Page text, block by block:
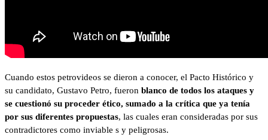
Cuando estos petrovideos se dieron a conocer, el Pacto Histórico y
su candidato, Gustavo Petro, fueron blanco de todos los ataques y
se cuestionó su proceder ético, sumado a la crítica que ya tenía
por sus diferentes propuestas, las cuales eran consideradas por sus
contradictores como inviable s y peligrosas.